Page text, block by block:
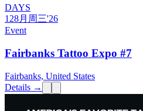
DAYS
128月 周三'26
Event
Fairbanks Tattoo Expo #7
Fairbanks, United States
Details →